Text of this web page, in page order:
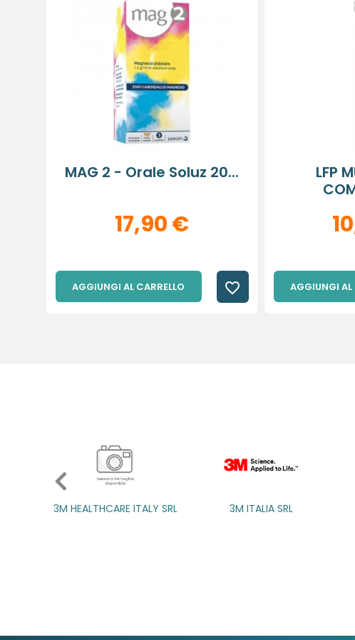
MAG 2 - Orale Soluz 20...
17,90 €
AGGIUNGI AL CARRELLO favorite_border
LFP
AGGIUNGI AL
ITALY SRL 3M ITALIA SRL A.B.PHARM SRL
3M ITALIA SRL A.B.PHARM SRL